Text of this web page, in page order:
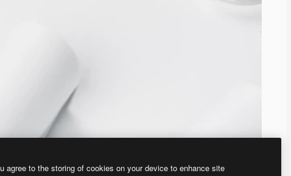
agree to the storing of cookies on your device to enhance site